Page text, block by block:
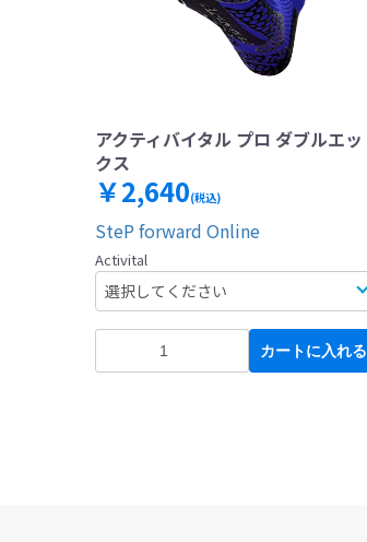
アクティバイタル プロ ダブルエッ
クス
￥2,640(税込)
SteP forward Online
Activital
カートに入れる